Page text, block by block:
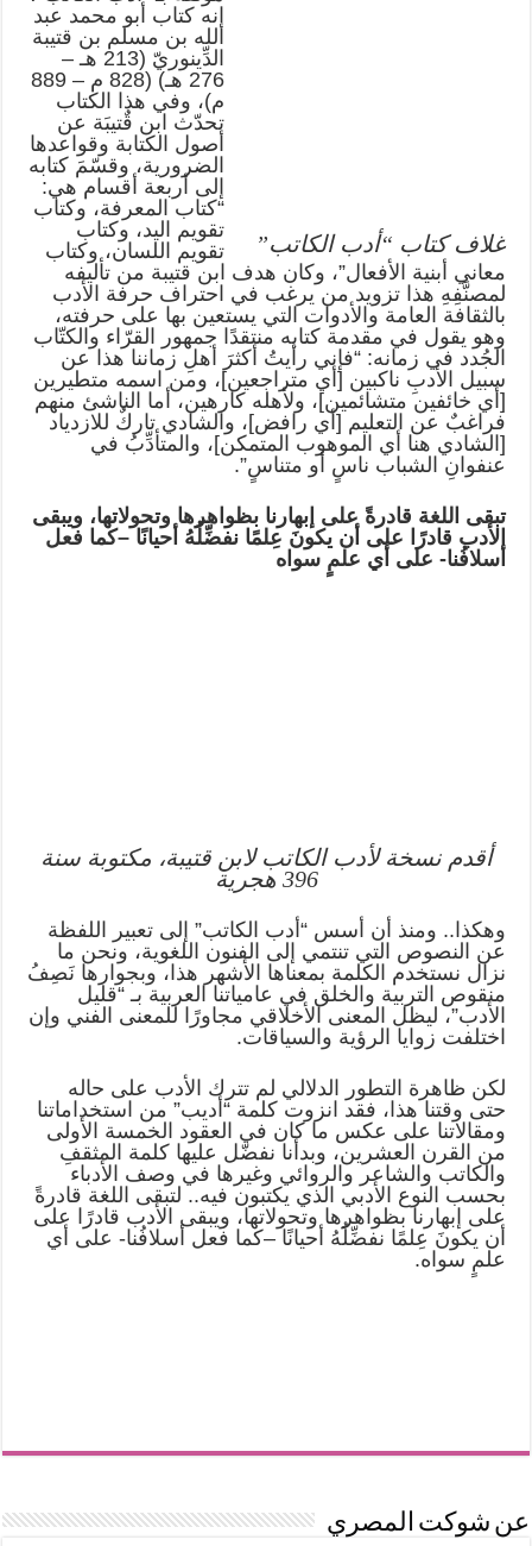
غلاف كتاب “أدب الكاتب”
إنه كتاب أبو محمد عبد
الله بن مسلم بن قتيبة
الدِّينوريّ (213 هـ –
276 هـ) (828 م – 889
م)، وفي هذا الكتاب
تحدّث ابن قٌتيبَة عن
أصول الكتابة وقواعدها
الضرورية، وقسّمَ كتابه
إلى أربعة أقسام هي:
“كتاب المعرفة، وكتاب
تقويم اليد، وكتاب
تقويم اللسان، وكتاب
معاني أبنية الأفعال”، وكان هدف ابن قتيبة من تأليفه
لمصنَّفِهِ هذا تزويد من يرغب في احتراف حرفة الأدب
بالثقافة العامة والأدوات التي يستعين بها على حرفته،
وهو يقول في مقدمة كتابه منتقدًا جمهور القرّاء والكتّاب
الجُدد في زمانه: “فإني رأيتُ أكثرَ أهلِ زماننا هذا عن
سبيل الأدبِ ناكبين [أي متراجعين]، ومن اسمه متطيرين
[أي خائفين متشائمين]، ولأهله كارهين، أما الناشئ منهم
فراغبٌ عن التعليم [أي رافض]، والشادي تاركٌ للازدياد
[الشادي هنا أي الموهوب المتمكن]، والمتأدِّبُ في
عنفوانِ الشباب ناسٍ أو متناسٍ”.
تبقى اللغة قادرةً على إبهارنا بظواهرها وتحولاتها، ويبقى
الأدب قادرًا على أن يكونَ عِلمًا نفضِّلُهُ أحيانًا –كما فعل
أسلافُنا- على أي علمٍ سواه
أقدم نسخة لأدب الكاتب لابن قتيبة، مكتوبة سنة
396 هجرية
وهكذا.. ومنذ أن أسس “أدب الكاتب” إلى تعبير اللفظة
عن النصوص التي تنتمي إلى الفنون اللغوية، ونحن ما
نزال نستخدم الكلمة بمعناها الأشهر هذا، وبجوارها نَصِفُ
منقوص التربية والخلق في عامياتنا العربية بـ “قليل
الأدب”، ليظل المعنى الأخلاقي مجاورًا للمعنى الفني وإن
اختلفت زوايا الرؤية والسياقات.
لكن ظاهرة التطور الدلالي لم تترك الأدب على حاله
حتى وقتنا هذا، فقد انزوت كلمة “أديب” من استخداماتنا
ومقالاتنا على عكس ما كان في العقود الخمسة الأولى
من القرن العشرين، وبدأنا نفضّل عليها كلمة المثقفِ
والكاتب والشاعر والروائي وغيرها في وصف الأدباء
بحسب النوع الأدبي الذي يكتبون فيه.. لتبقى اللغة قادرةً
على إبهارنا بظواهرها وتحولاتها، ويبقى الأدب قادرًا على
أن يكونَ عِلمًا نفضِّلُهُ أحيانًا –كما فعل أسلافُنا- على أي
علمٍ سواه.
عن شوكت المصري